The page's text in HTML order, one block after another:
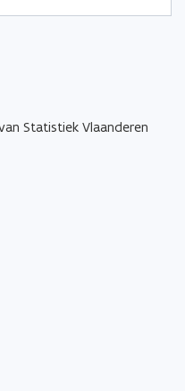
Statistiek Vlaanderen